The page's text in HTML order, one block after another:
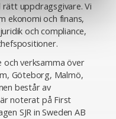
uppdragsgivare. Vi
ekonomi och finans,
och compliance,
och verksamma över
Göteborg, Malmö,
består av
noterat på First
SJR in Sweden AB